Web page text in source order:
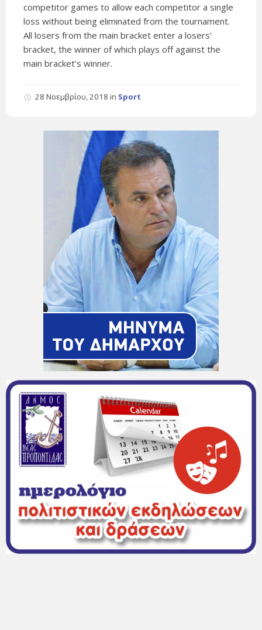
competitor games to allow each competitor a single
loss without being eliminated from the tournament.
All losers from the main bracket enter a losers’
bracket, the winner of which plays off against the
main bracket’s winner.
28 Νοεμβρίου, 2018 in Sport